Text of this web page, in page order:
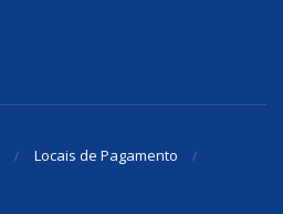
Locais de Pagamento